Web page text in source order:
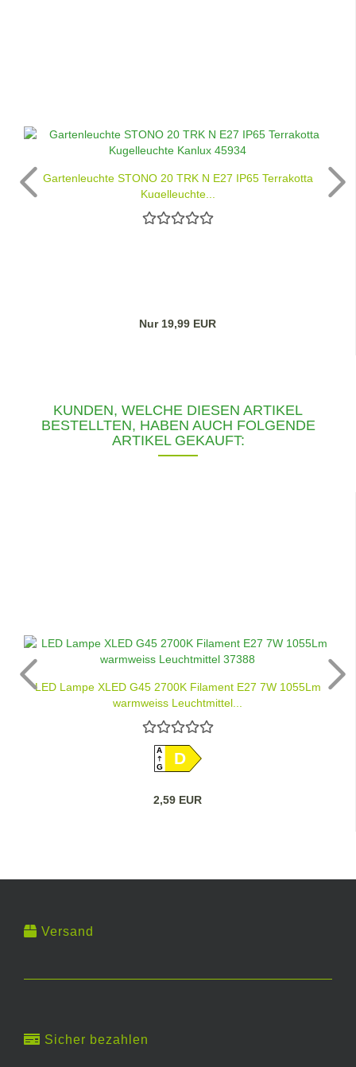
Gartenleuchte STONO 20 TRK N E27 IP65 Terrakotta
Kugelleuchte...
Nur 19,99 EUR
KUNDEN, WELCHE DIESEN ARTIKEL
BESTELLTEN, HABEN AUCH FOLGENDE
ARTIKEL GEKAUFT:
LED Lampe XLED G45 2700K Filament E27 7W 1055Lm
warmweiss Leuchtmittel...
A
GD
2,59 EUR
Versand
Sicher bezahlen